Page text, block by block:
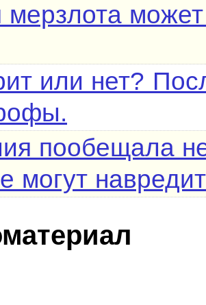
мерзлота
или нет?
пообещала
могут